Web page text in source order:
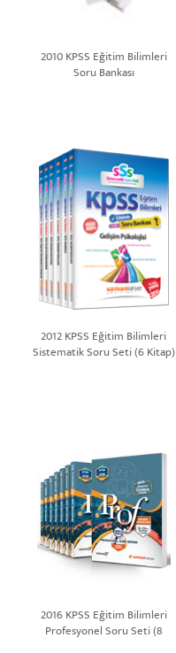
2010 KPSS Eğitim Bilimleri
Soru Bankası
2012 KPSS Eğitim Bilimleri
Sistematik Soru Seti (6 Kitap)
2016 KPSS Eğitim Bilimleri
Profesyonel Soru Seti (8